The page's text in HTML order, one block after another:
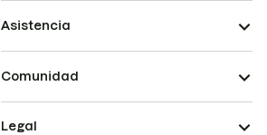
Asistencia
Comunidad
Legal